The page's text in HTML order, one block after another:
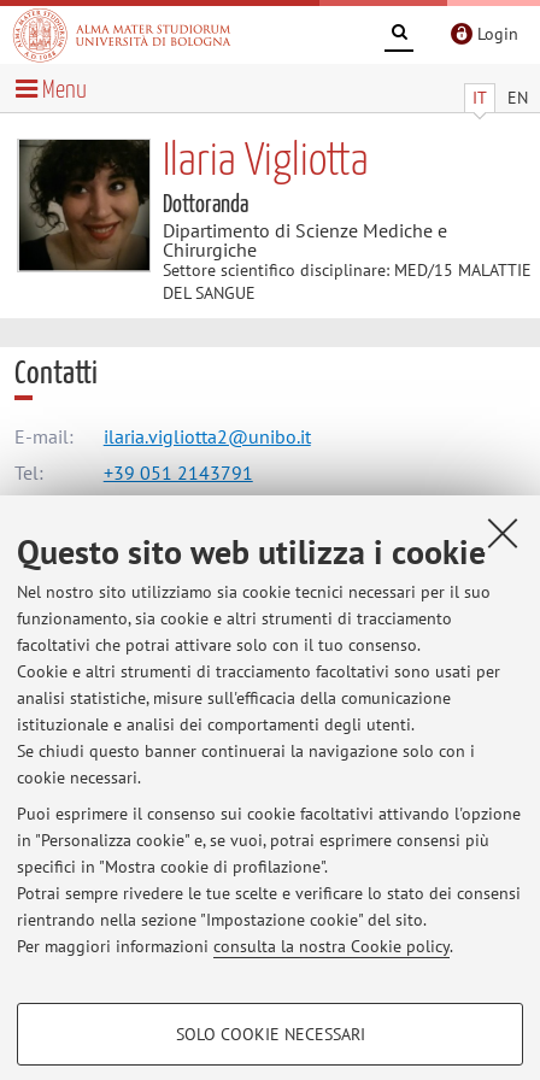
Questo sito web utilizza i cookie
Nel nostro sito utilizziamo sia cookie tecnici necessari per il suo
funzionamento, sia cookie e altri strumenti di tracciamento
facoltativi che potrai attivare solo con il tuo consenso.
Cookie e altri strumenti di tracciamento facoltativi sono usati per
analisi statistiche, misure sull'efficacia della comunicazione
istituzionale e analisi dei comportamenti degli utenti.
Se chiudi questo banner continuerai la navigazione solo con i
cookie necessari.
Puoi esprimere il consenso sui cookie facoltativi attivando l'opzione
in "Personalizza cookie" e, se vuoi, potrai esprimere consensi più
specifici in "Mostra cookie di profilazione".
Potrai sempre rivedere le tue scelte e verificare lo stato dei consensi
rientrando nella sezione "Impostazione cookie" del sito.
Per maggiori informazioni consulta la nostra Cookie policy.
COOKIE DI PROFILAZIONE - FACOLTATIVI
SOLO COOKIE NECESSARI
Login
IT EN
Menu
Ilaria Vigliotta
Dottoranda
Dipartimento di Scienze Mediche e
Chirurgiche
Settore scientifico disciplinare: MED/15 MALATTIE
DEL SANGUE
Contatti
E-mail:
ilaria.vigliotta2@unibo.it
Tel:
+39 051 2143791
Dipartimento di Scienze Mediche e Chirurgiche
Via Massarenti 9, Bologna -Vai alla mappa
Risorse in rete
ORCID
Ultimi avvisi
Al momento non sono presenti avvisi.
Area riservata